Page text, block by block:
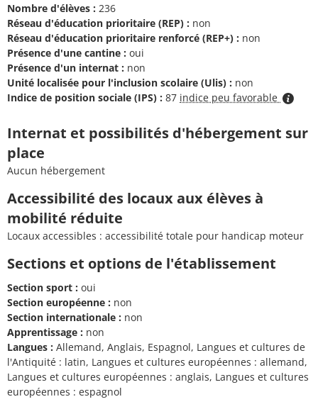
Nombre d'élèves : 236
Réseau d'éducation prioritaire (REP) : non
Réseau d'éducation prioritaire renforcé (REP+) : non
Présence d'une cantine : oui
Présence d'un internat : non
Unité localisée pour l'inclusion scolaire (Ulis) : non
Indice de position sociale (IPS) : 87 indice peu favorable
Internat et possibilités d'hébergement sur
place
Aucun hébergement
Accessibilité des locaux aux élèves à
mobilité réduite
Locaux accessibles : accessibilité totale pour handicap moteur
Sections et options de l'établissement
Section sport : oui
Section européenne : non
Section internationale : non
Apprentissage : non
Langues : Allemand, Anglais, Espagnol, Langues et cultures de
l'Antiquité : latin, Langues et cultures européennes : allemand,
Langues et cultures européennes : anglais, Langues et cultures
européennes : espagnol